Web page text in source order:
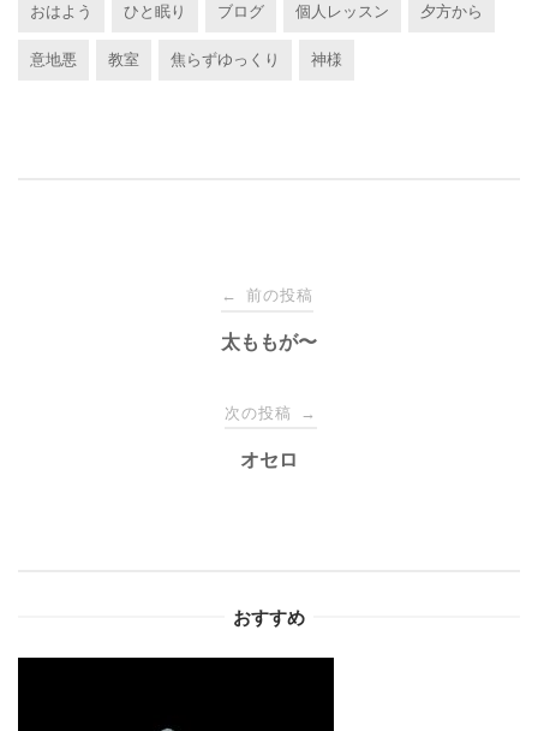
おはよう ひと眠り ブログ 個人レッスン 夕方から
意地悪 教室 焦らずゆっくり 神様
シ
← 前の投稿
太ももが〜
次の投稿 →
オセロ
おすすめ